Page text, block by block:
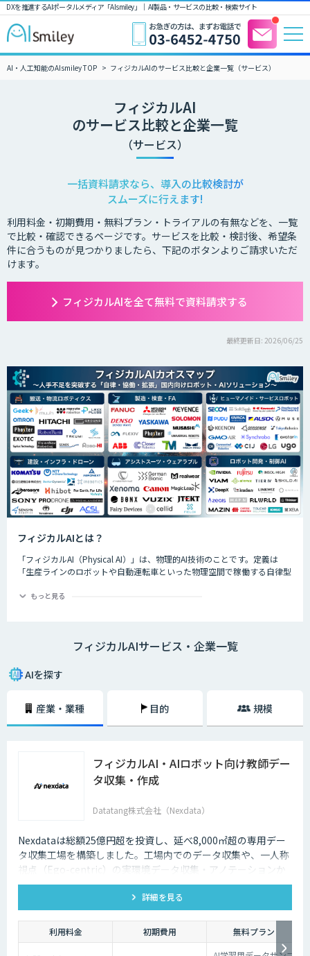
DXを推進するAIポータルメディア「AIsmiley」｜ AI製品・サービスの比較・検索サイト
AI・人工知能のAIsmiley TOP フィジカルAIのサービス比較と企業一覧（サービス）
フィジカルAI
のサービス比較と企業一覧
（サービス）
一括資料請求なら、導入の比較検討が
スムーズに行えます!
利用料金・初期費用・無料プラン・トライアルの有無などを、一覧
で比較・確認できるページです。サービスを比較・検討後、希望条
件に合うものが見つかりましたら、下記のボタンよりご請求いただ
けます。
フィジカルAIを全て無料で資料請求する
最終更新日: 2026/06/25
フィジカルAIとは？
「フィジカルAI（Physical AI）」は、物理的AI技術のことです。定義は
「生産ラインのロボットや自動運転車といった物理空間で稼働する自律型
術」です。
もっと見る
フィジカルAIサービス・企業一覧
AIを探す
産業・業種 目的 規模
フィジカルAI・AIロボット向け教師デー
タ収集・作成
Datatang株式会社（Nexdata）
Nexdataは総額25億円超を投資し、延べ8,000㎡超の専用デー
タ収集工場を構築しました。工場内でのデータ収集や、一人称
視点（Ego-centric）の実環境データ収集・アノテーションか
ら、環境認識・意思決定・動作制御に対応した既製データセッ
トまで、フィジカルAI開発を加速させる包括的なデータソリュ
ーションを提供いたします。
詳細を見る
利用料金 初期費用 無料プラン